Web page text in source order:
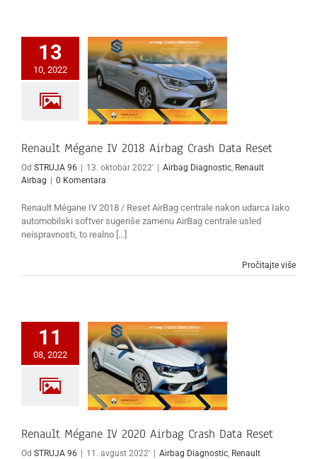
13
10, 2022
Renault Mégane IV 2018
Airbag Crash Data Reset
Renault
Airbag
Renault Mégane IV 2018 Airbag Crash Data Reset
Od STRUJA 96 13. oktobar 2022' Airbag Diagnostic, Renault
Airbag
0 Komentara
Renault Mégane IV 2018 / Reset AirBag centrale nakon udarca Iako
automobilski softver sugeriše zamenu AirBag centrale usled
neispravnosti, to realno [...]
Pročitajte više
11
08, 2022
Renault Mégane IV 2020
Airbag Crash Data Reset
Renault
Airbag
Renault Mégane IV 2020 Airbag Crash Data Reset
Od STRUJA 96 | 11. avgust 2022' | Airbag Diagnostic Renault